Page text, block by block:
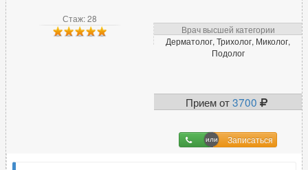
Стаж: 28
Врач высшей категории
Дерматолог, Трихолог, Миколог,
Подолог
Прием от3700
Записаться